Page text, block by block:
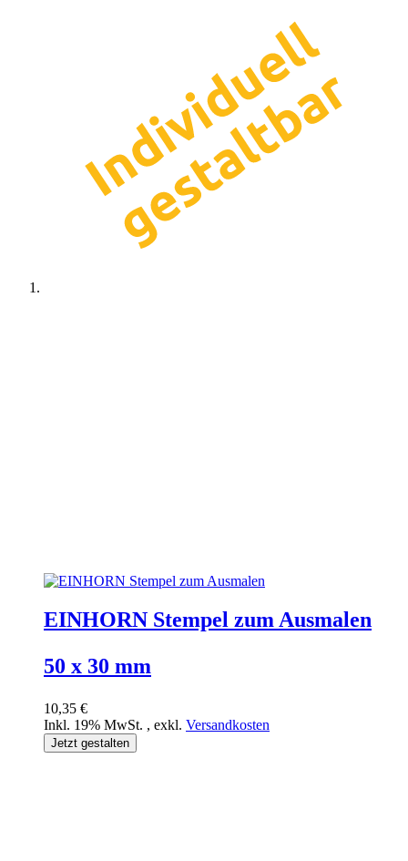
EINHORN Stempel zum Ausmalen
50 x 30 mm
10,35 €
Inkl. 19% MwSt. , exkl. Versandkosten
Jetzt gestalten